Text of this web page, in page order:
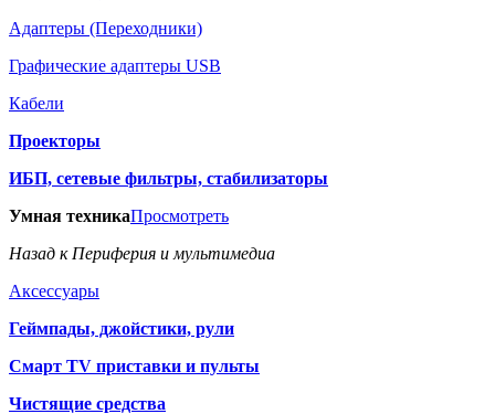
Адаптеры (Переходники)
Графические адаптеры USB
Кабели
Проекторы
ИБП, сетевые фильтры, стабилизаторы
Умная техникаПросмотреть
Назад к Периферия и мультимедиа
Аксессуары
Геймпады, джойстики, рули
Смарт TV приставки и пульты
Чистящие средства